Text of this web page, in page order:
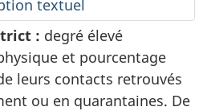
textuel
: degré élevé
et pourcentage
leurs contacts retrouvés
ou en quarantaines. De